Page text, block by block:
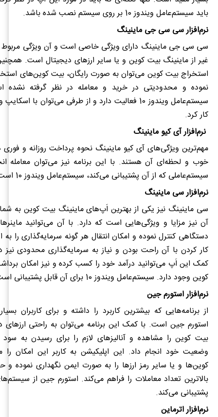
باید سیستم‌عامل ویندوز 10 بر روی سیستم نصب شده باشد.
نرم‌افزار سی سی جی ماینینگ
سی سی جی ماینینگ دارای ویژگی خاصی است و آن ویژگی مربوط
غیر از ماینینگ بیت کوین و یا سایر ارزهای دیجیتال است.
استخراج بیت کوین می‌توان به صورت رایگان، بیت کوین‌های
نموده و محدودیتی در خرید و معامله در نظر گرفته
سیستم‌عامل ویندوز 10 فعالیت دارد و از طرفی می‌توان با
کار کرد.
نرم‌افزار آی کیو ماینینگ
مهم‌ترین ویژگی‌های آی کیو ماینینگ نحوه پرداخت روزانه و فوری
خوب و لحظه‌ای آن هستند. با این برنامه نیز می‌توان معامله
سیستم‌عاملی که از آن پشتیبانی می‌کند، سیستم‌عامل ویندوز 10 است.
نرم‌افزار سی ماینینگ
سی ماینینگ نیز یکی از بهترین اَپ‌های ماینینگ بیت کوین به
آن نیز مزایا و ویژگی‌هایی است که دارد. با آن می‌توانید
دستگاهی کنترل نموده و امکان انتقال هر گونه سرمایه‌گذاری را به
کار کردن با آن راحت بودن و نیاز به سرمایه‌گذاری محدودی نیز
کمک این اَپ می‌توانید درآمد خود را کسب کرده و نیز امکان
کوین وجود دارد. سیستم‌عامل ویندوز 10 برای آن قابل پشتیبانی است.
نرم‌افزار استورم جین
از برنامه‌هایی که بیشترین کاربرد را داشته و برای کاربران
استورم جین است. با کمک این برنامه می‌توان به راحتی ارزهای
بیت کوین را مشاهده و آنالیزهای لازم را برای رسیدن به
وضعیت خود انجام داد. این اپلیکیشن به کاربر این امکان
کوین‌ها و یا سایر رمز ارزها را به صورت ایمن نگهداری نموده و
بالاترین تعداد معاملات را فراهم می‌کند. استورم جین از
پشتیبانی می‌کند.
نرم‌افزار اترماین